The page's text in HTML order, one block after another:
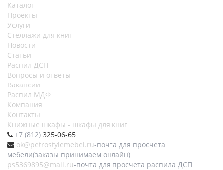
Каталог
Проекты
Услуги
Стеллажи для книг
Новости
Статьи
Распил ДСП
Вопросы и ответы
Вакансии
Распил МДФ
Компания
Контакты
Книжные шкафы - шкафы для книг
+7 (812) 325-06-65
ok@petrostylemebel.ru-почта для просчета
мебели(заказы принимаем онлайн)
ps5369895@mail.ru-почта для просчета распила ДСП